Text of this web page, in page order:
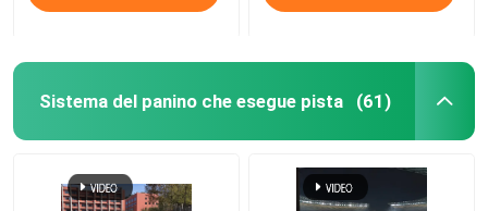
Sistema del panino che esegue pista (61)